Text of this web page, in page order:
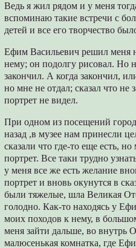
Ведь я жил рядом и у меня
вспоминаю такие встречи с
детей и все его творчество
Ефим Васильевич решил меня
нему; он подолгу рисовал. Но
закончил. А когда закончил,
но мне не отдал; сказал что не
портрет не видел.
При одном из посещений
назад ,в музее нам принесли
сказали что где-то еще есть,
портрет. Все таки трудно
у меня все же есть желание
портрет и вновь окунутся в
были тяжелые, шла Великая
голодно. Как-то находясь у
моих походов к нему, в
меня зайти дальше, во
малюсенькая комнатка, где